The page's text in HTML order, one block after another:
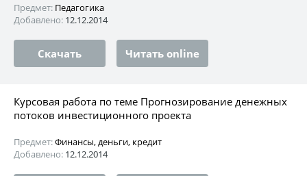
Предмет: Педагогика
Добавлено: 12.12.2014
Скачать Читать online
Курсовая работа по теме Прогнозирование денежных
потоков инвестиционного проекта
Предмет:Финансы, деньги, кредит
Добавлено: 12.12.2014